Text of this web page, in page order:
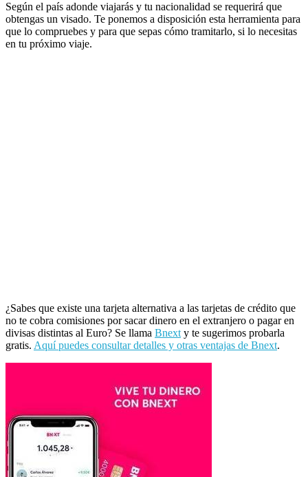
Según el país adonde viajarás y tu nacionalidad se requerirá que
obtengas un visado. Te ponemos a disposición esta herramienta para
que lo compruebes y para que sepas cómo tramitarlo, si lo necesitas
en tu próximo viaje.
¿Sabes que existe una tarjeta alternativa a las tarjetas de crédito que
no te cobra comisiones por sacar dinero en el extranjero o pagar en
divisas distintas al Euro? Se llama Bnext y te sugerimos probarla
gratis. Aquí puedes consultar detalles y otras ventajas de Bnext.